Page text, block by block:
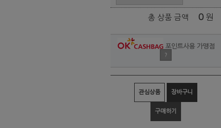
총 상품 금액 0 원
포인트사용 가맹점
?
관심상품 장바구니
구매하기